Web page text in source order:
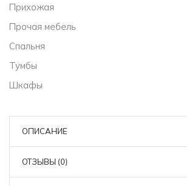
Прихожая
Прочая мебель
Спальня
Тумбы
Шкафы
ОПИСАНИЕ
ОТЗЫВЫ (0)